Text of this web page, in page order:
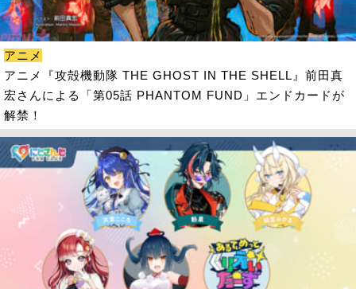
アニメ
アニメ『攻殻機動隊 THE GHOST IN THE SHELL』前田真
宏さんによる「第05話 PHANTOM FUND」エンドカードが
解禁！